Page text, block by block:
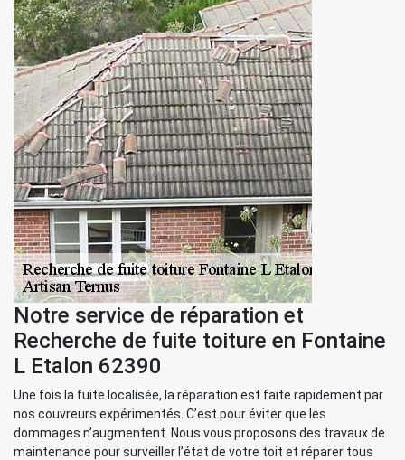
Notre service de réparation et
Recherche de fuite toiture en Fontaine
L Etalon 62390
Une fois la fuite localisée, la réparation est faite rapidement par
nos couvreurs expérimentés. C’est pour éviter que les
dommages n’augmentent. Nous vous proposons des travaux de
maintenance pour surveiller l’état de votre toit et réparer tous